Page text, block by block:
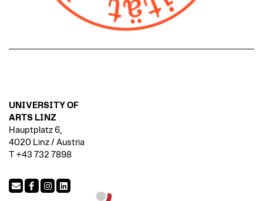
UNIVERSITY OF
ARTS LINZ
Hauptplatz 6,
4020 Linz / Austria
T +43 732 7898